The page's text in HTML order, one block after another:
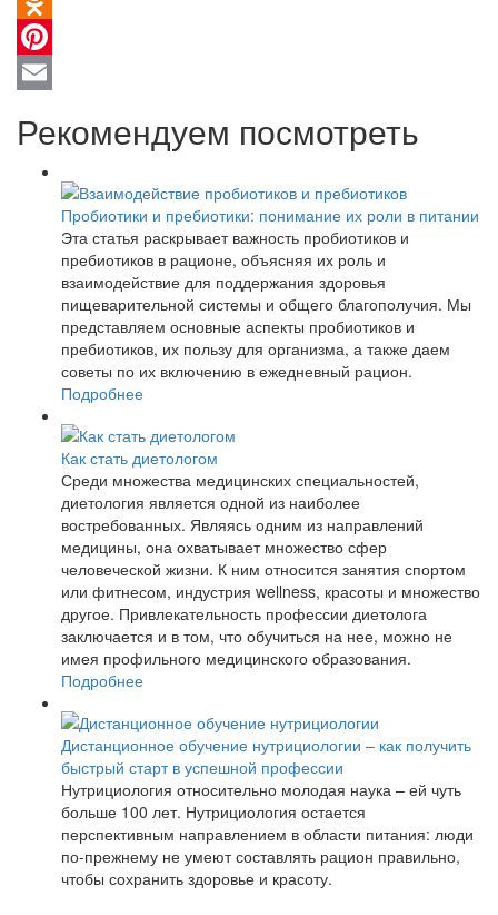
Odnoklassniki
Pinterest
Рекомендуем посмотреть
Пробиотики и пребиотики: понимание их роли в питании
Эта статья раскрывает важность пробиотиков и
пребиотиков в рационе, объясняя их роль и
взаимодействие для поддержания здоровья
пищеварительной системы и общего благополучия. Мы
представляем основные аспекты пробиотиков и
пребиотиков, их пользу для организма, а также даем
советы по их включению в ежедневный рацион.
Подробнее
Как стать диетологом
Среди множества медицинских специальностей,
диетология является одной из наиболее
востребованных. Являясь одним из направлений
медицины, она охватывает множество сфер
человеческой жизни. К ним относится занятия спортом
или фитнесом, индустрия wellness, красоты и множество
другое. Привлекательность профессии диетолога
заключается и в том, что обучиться на нее, можно не
имея профильного медицинского образования.
Подробнее
Дистанционное обучение нутрициологии – как получить
быстрый старт в успешной профессии
Нутрициология относительно молодая наука – ей чуть
больше 100 лет. Нутрициология остается
перспективным направлением в области питания: люди
по-прежнему не умеют составлять рацион правильно,
чтобы сохранить здоровье и красоту.